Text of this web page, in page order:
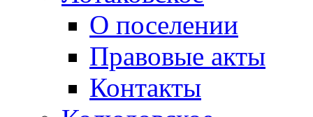
О поселении
Правовые акты
Контакты